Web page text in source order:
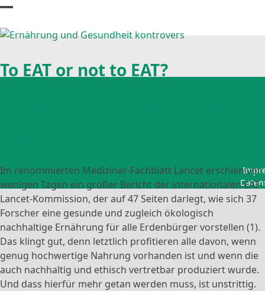
Skip
content
mobile
menu
mobile
menu
To EAT or not to EAT?
Im renommierten Mediziner-Fachblatt Lancet erschien vor
wenigen Tagen ein großer Bericht der internationalen EAT-
Lancet-Kommission, der auf 47 Seiten darlegt, wie sich 37
Forscher eine gesunde und zugleich ökologisch
nachhaltige Ernährung für alle Erdenbürger vorstellen (1).
Das klingt gut, denn letztlich profitieren alle davon, wenn
genug hochwertige Nahrung vorhanden ist und wenn die
auch nachhaltig und ethisch vertretbar produziert wurde.
Und dass hierfür mehr getan werden muss, ist unstrittig.